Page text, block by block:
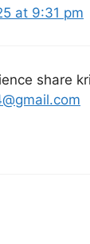
at 9:31 pm
share